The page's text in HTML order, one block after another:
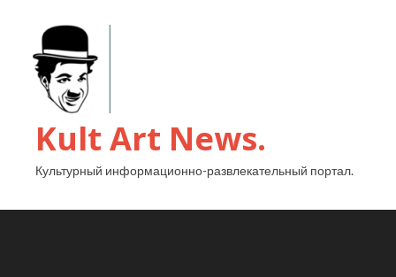
Kult Art News.
Культурный информационно-развлекательный портал.